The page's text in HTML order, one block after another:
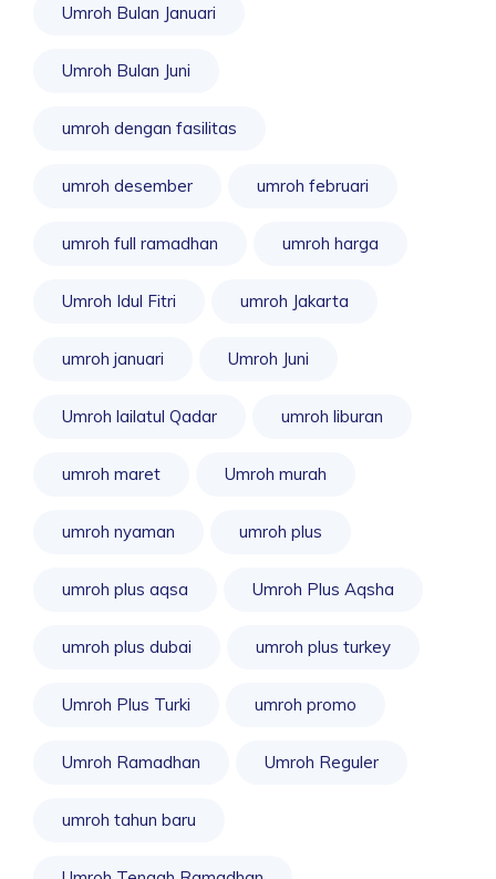
Umroh Bulan Januari
Umroh Bulan Juni
umroh dengan fasilitas
umroh desember umroh februari
umroh full ramadhan umroh harga
Umroh Idul Fitri umroh Jakarta
umroh januari Umroh Juni
Umroh lailatul Qadar umroh liburan
umroh maret Umroh murah
umroh nyaman umroh plus
umroh plus aqsa Umroh Plus Aqsha
umroh plus dubai umroh plus turkey
Umroh Plus Turki umroh promo
Umroh Ramadhan Umroh Reguler
umroh tahun baru